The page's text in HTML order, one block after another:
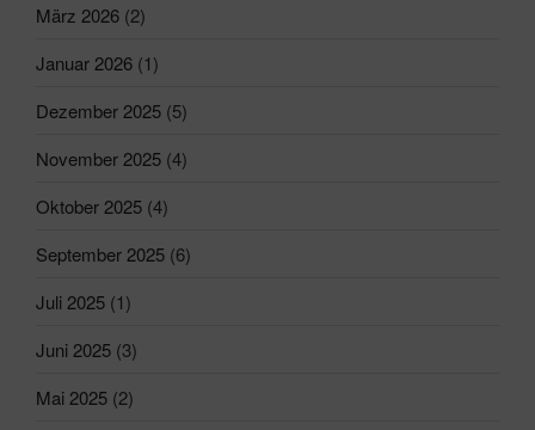
März 2026 (2)
Januar 2026 (1)
Dezember 2025 (5)
November 2025 (4)
Oktober 2025 (4)
September 2025 (6)
Juli 2025 (1)
Juni 2025 (3)
Mai 2025 (2)